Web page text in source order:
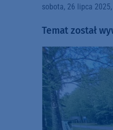
sobota, 26 lipca
Temat został